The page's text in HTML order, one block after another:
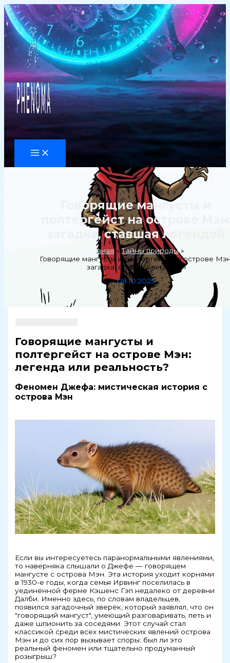
Перейти
к
содержимому
Говорящие мангусты и
полтергейст на острове
загадка, ставшая легендой
Главная
Тайны природы
Говорящие мангусты и полтергейст на острове
загадка, ставшая легендой
08.10.2025
Говорящие мангусты и
полтергейст на острове Мэн:
легенда или реальность?
Феномен Джефа: мистическая история с
острова Мэн
Если вы интересуетесь паранормальными явлениями,
то наверняка слышали о Джефе — говорящем
мангусте с острова Мэн. Эта история уходит корнями
в 1930-е годы, когда семья Ирвинг поселилась в
уединённой ферме Кэшенс Гэп недалеко от деревни
Далби. Именно здесь, по словам владельцев,
появился загадочный зверёк, который заявлял, что он
"говорящий мангуст", умеющий разговаривать, петь и
даже шпионить за соседями. Этот случай стал
классикой среди всех мистических явлений острова
Мэн и до сих пор вызывает споры: был ли это
реальный феномен или тщательно продуманный
розыгрыш?